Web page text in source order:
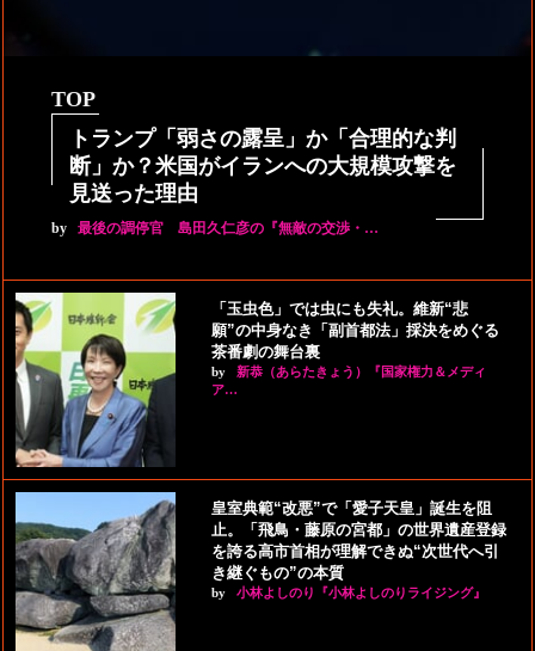
TOP
トランプ「弱さの露呈」か「合理的な判
断」か？米国がイランへの大規模攻撃を
見送った理由
by 最後の調停官 島田久仁彦の『無敵の交渉・…
「玉虫色」では虫にも失礼。維新“悲
願”の中身なき「副首都法」採決をめぐる
茶番劇の舞台裏
by
新恭（あらたきょう）『国家権力＆メディ
ア…
皇室典範“改悪”で「愛子天皇」誕生を阻
止。「飛鳥・藤原の宮都」の世界遺産登録
を誇る高市首相が理解できぬ“次世代へ引
き継ぐもの”の本質
by 小林よしのり『小林よしのりライジング』